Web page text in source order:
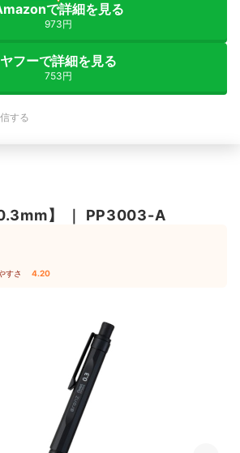
で詳細を見る
973円
ヤフーで詳細を見る
753円
する
】 PP3003-A
すさ 4.20